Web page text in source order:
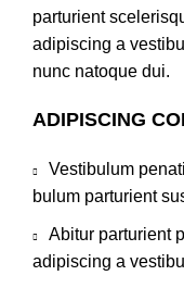
parturient
adipiscing a
nunc natoque dui.
ADIPISCING
Vestibulum
bulum parturient
Abitur parturient
adipiscing a